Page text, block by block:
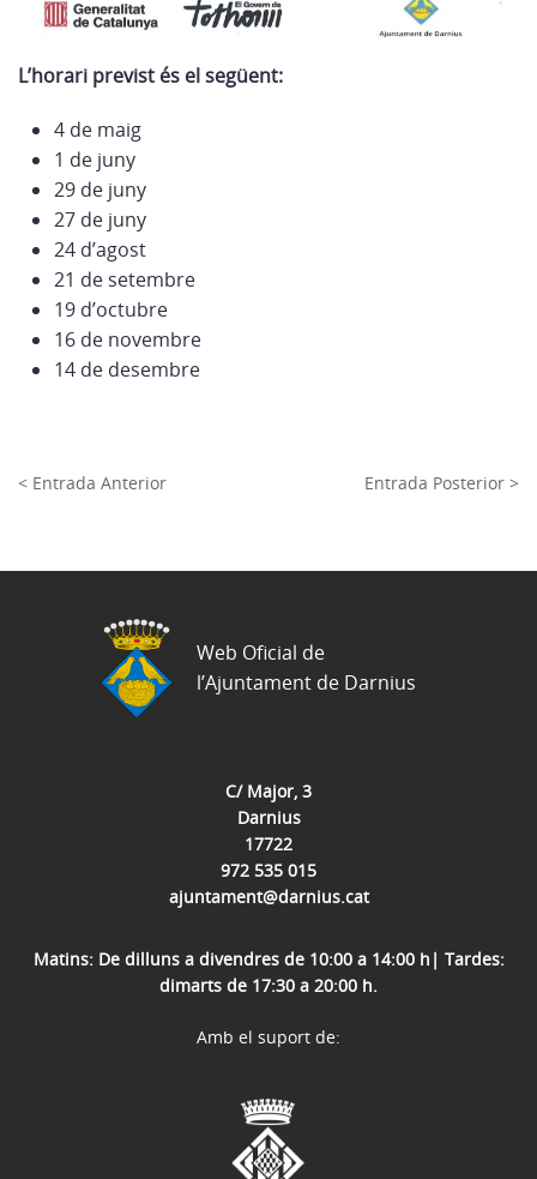
L’horari previst és el següent:
4 de maig
1 de juny
29 de juny
27 de juny
24 d’agost
21 de setembre
19 d’octubre
16 de novembre
14 de desembre
< Entrada Anterior Entrada Posterior >
C/ Major, 3
Darnius
17722
972 535 015
ajuntament@darnius.cat
Matins: De dilluns a divendres de 10:00 a 14:00 h| Tardes:
dimarts de 17:30 a 20:00 h.
Web Oficial de
l’Ajuntament de Darnius
Amb el suport de: